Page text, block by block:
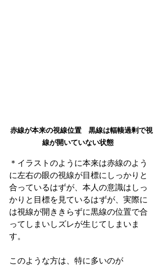
赤線が本来の視線位置　黒線は輻輳過剰で視
線が開いていない状態
＊イラストのように本来は赤線のよう
に左右の眼の視線が目標にしっかりと
合っているはずが、本人の意識はしっ
かりと目標を見ているはずが、実際に
は視線が開ききらずに黒線の位置で合
ってしまいしズレが生じてしまいま
す。
このような方は、特に多いのが